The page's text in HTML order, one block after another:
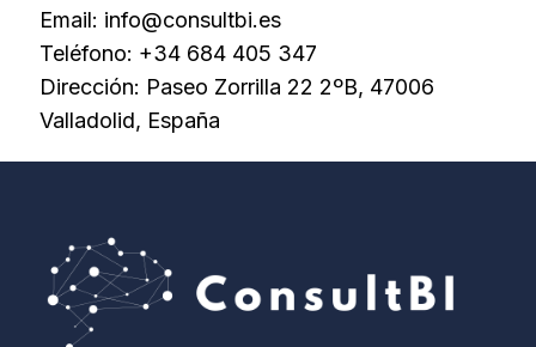
Email: info@consultbi.es
Teléfono: +34 684 405 347
Dirección: Paseo Zorrilla 22 2ºB, 47006
Valladolid, España